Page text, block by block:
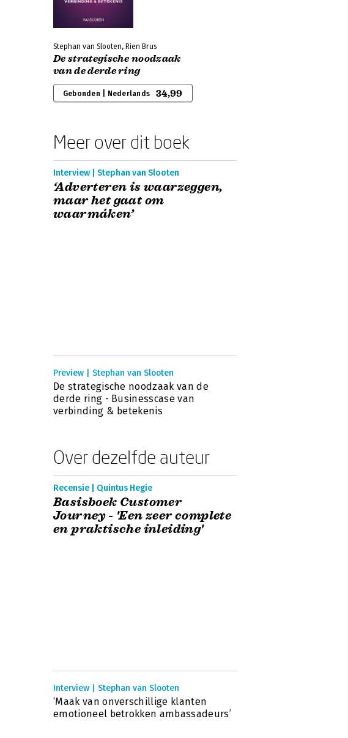
Stephan van Slooten, Rien Brus
De strategische noodzaak
van de derde ring
Gebonden | Nederlands 34,99
Meer over dit boek
Interview | Stephan van Slooten
‘Adverteren is waarzeggen,
maar het gaat om
waarmáken’
Preview | Stephan van Slooten
De strategische noodzaak van de
derde ring - Businesscase van
verbinding & betekenis
Over dezelfde auteur
Recensie | Quintus Hegie
Basisboek Customer
Journey - 'Een zeer complete
en praktische inleiding'
Interview | Stephan van Slooten
‘Maak van onverschillige klanten
emotioneel betrokken ambassadeurs’